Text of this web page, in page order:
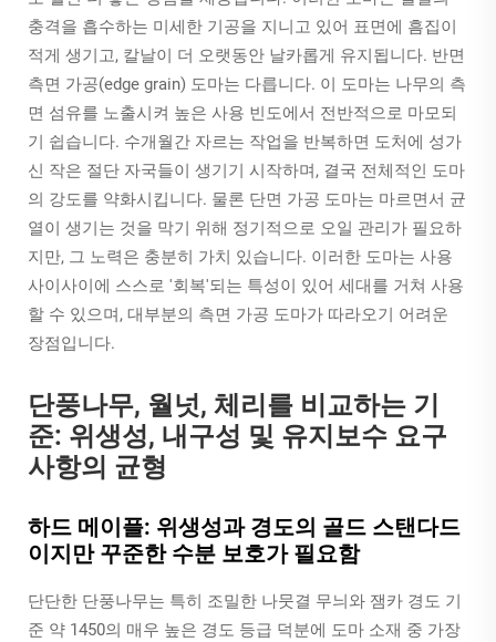
충격을 흡수하는 미세한 기공을 지니고 있어 표면에 흠집이
적게 생기고, 칼날이 더 오랫동안 날카롭게 유지됩니다. 반면
측면 가공(edge grain) 도마는 다릅니다. 이 도마는 나무의 측
면 섬유를 노출시켜 높은 사용 빈도에서 전반적으로 마모되
기 쉽습니다. 수개월간 자르는 작업을 반복하면 도처에 성가
신 작은 절단 자국들이 생기기 시작하며, 결국 전체적인 도마
의 강도를 약화시킵니다. 물론 단면 가공 도마는 마르면서 균
열이 생기는 것을 막기 위해 정기적으로 오일 관리가 필요하
지만, 그 노력은 충분히 가치 있습니다. 이러한 도마는 사용
사이사이에 스스로 '회복'되는 특성이 있어 세대를 거쳐 사용
할 수 있으며, 대부분의 측면 가공 도마가 따라오기 어려운
장점입니다.
단풍나무, 월넛, 체리를 비교하는 기
준: 위생성, 내구성 및 유지보수 요구
사항의 균형
하드 메이플: 위생성과 경도의 골드 스탠다드
이지만 꾸준한 수분 보호가 필요함
단단한 단풍나무는 특히 조밀한 나뭇결 무늬와 잼카 경도 기
준 약 1450의 매우 높은 경도 등급 덕분에 도마 소재 중 가장